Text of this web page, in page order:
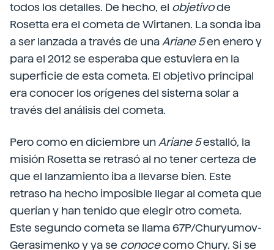
todos los detalles. De hecho, el objetivode
Rosetta era el cometa de Wirtanen. La sonda iba
a ser lanzada a través de una Ariane 5en enero y
para el 2012 se esperaba que estuviera en la
superficie de esta cometa. El objetivo principal
era conocer los orígenes del sistema solar a
través del análisis del cometa.
Pero como en diciembre un Ariane 5estalló, la
misión Rosetta se retrasó al no tener certeza de
que el lanzamiento iba a llevarse bien. Este
retraso ha hecho imposible llegar al cometa que
querían y han tenido que elegir otro cometa.
Este segundo cometa se llama 67P/Churyumov-
Gerasimenko y ya se conocecomo Chury. Si se